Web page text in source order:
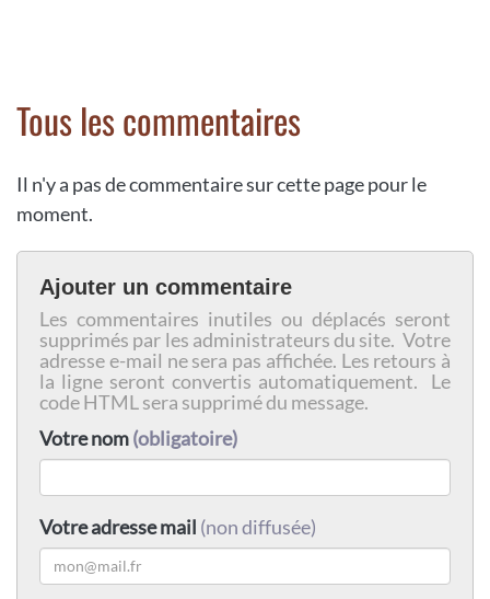
Tous les commentaires
Il n'y a pas de commentaire sur cette page pour le
moment.
Ajouter un commentaire
Les commentaires inutiles ou déplacés seront
supprimés par les administrateurs du site. Votre
adresse e-mail ne sera pas affichée. Les retours à
la ligne seront convertis automatiquement. Le
code HTML sera supprimé du message.
Votre nom(obligatoire)
Votre adresse mail (non diffusée)